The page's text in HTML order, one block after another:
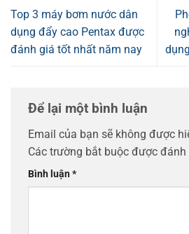
Top 3 máy bơm nước dân
dụng đẩy cao Pentax được
đánh giá tốt nhất năm nay
Để lại một bình luận
Email của bạn sẽ không được
Các trường bắt buộc được đánh
Bình luận*